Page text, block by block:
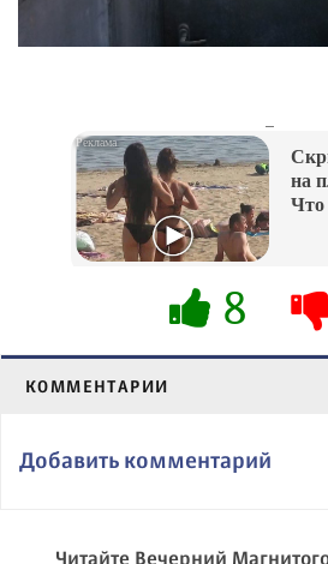
на
Что
их
8
КОММЕНТАРИИ
Добавить комментарий
Читайте Вечерний